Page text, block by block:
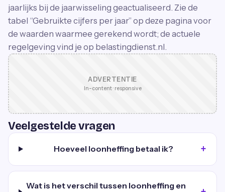
jaarlijks bij de jaarwisseling geactualiseerd. Zie de
tabel “Gebruikte cijfers per jaar” op deze pagina voor
de waarden waarmee gerekend wordt; de actuele
regelgeving vind je op belastingdienst.nl.
ADVERTENTIE
In-content · responsive
Veelgestelde vragen
Hoeveel loonheffing betaal ik?
Wat is het verschil tussen loonheffing en